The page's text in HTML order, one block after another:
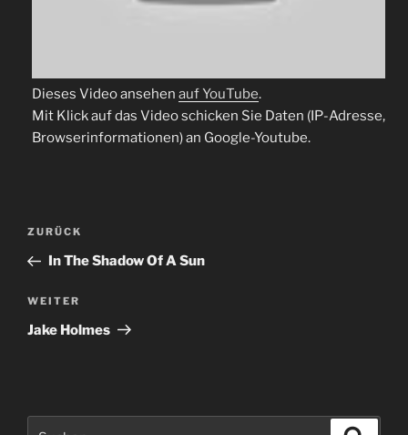
Dieses Video ansehen auf YouTube.
Mit Klick auf das Video schicken Sie Daten (IP-Adresse,
Browserinformationen) an Google-Youtube.
Beitragsnavigation
Vorheriger
Beitrag
ZURÜCK
In The Shadow Of A Sun
Nächster
Beitrag
WEITER
Jake Holmes